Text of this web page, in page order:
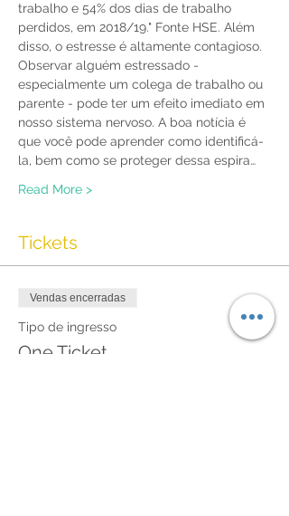
trabalho e 54% dos dias de trabalho
perdidos, em 2018/19." Fonte HSE. Além
disso, o estresse é altamente contagioso.
Observar alguém estressado -
especialmente um colega de trabalho ou
parente - pode ter um efeito imediato em
nosso sistema nervoso. A boa notícia é
que você pode aprender como identificá-
la, bem como se proteger dessa espira…
Read More >
Tickets
Vendas encerradas
Tipo de ingresso
One Ticket